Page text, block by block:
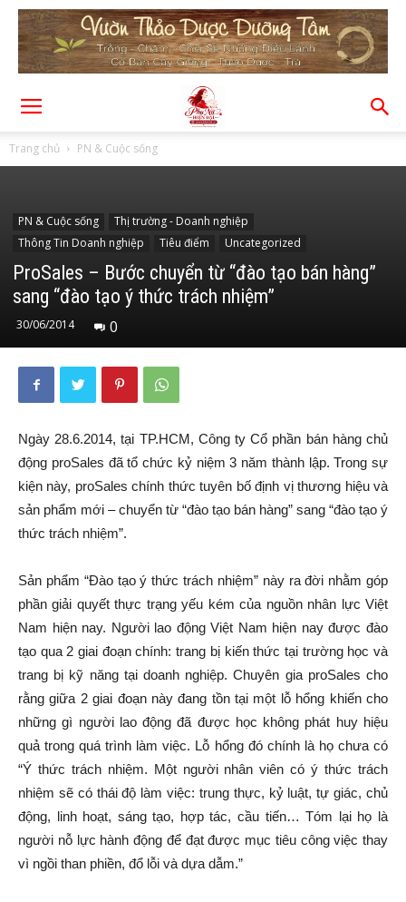
Trang chủ PN & Cuộc sống
PN & Cuộc sống
Thị trường - Doanh nghiệp
Thông Tin Doanh nghiệp
Tiêu điểm Uncategorized
ProSales – Bước chuyển từ “đào tạo bán hàng”
sang “đào tạo ý thức trách nhiệm”
30/06/2014 0
Ngày 28.6.2014, tại TP.HCM, Công ty Cổ phần bán hàng chủ
động proSales đã tổ chức kỷ niệm 3 năm thành lập. Trong sự
kiện này, proSales chính thức tuyên bố định vị thương hiệu và
sản phẩm mới – chuyển từ “đào tạo bán hàng” sang “đào tạo ý
thức trách nhiệm”.
Sản phẩm “Đào tạo ý thức trách nhiệm” này ra đời nhằm góp
phần giải quyết thực trạng yếu kém của nguồn nhân lực Việt
Nam hiện nay. Người lao động Việt Nam hiện nay được đào
tạo qua 2 giai đoạn chính: trang bị kiến thức tại trường học và
trang bị kỹ năng tại doanh nghiệp. Chuyên gia proSales cho
rằng giữa 2 giai đoạn này đang tồn tại một lỗ hổng khiến cho
những gì người lao động đã được học không phát huy hiệu
quả trong quá trình làm việc. Lỗ hổng đó chính là họ chưa có
“Ý thức trách nhiệm. Một người nhân viên có ý thức trách
nhiệm sẽ có thái độ làm việc: trung thực, kỷ luật, tự giác, chủ
động, linh hoạt, sáng tạo, hợp tác, cầu tiến… Tóm lại họ là
người nỗ lực hành động để đạt được mục tiêu công việc thay
vì ngồi than phiền, đổ lỗi và dựa dẫm.”